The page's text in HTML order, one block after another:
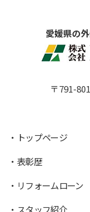
愛媛県の
〒791-
トップページ
表彰歴
リフォームローン
スタッフ紹介